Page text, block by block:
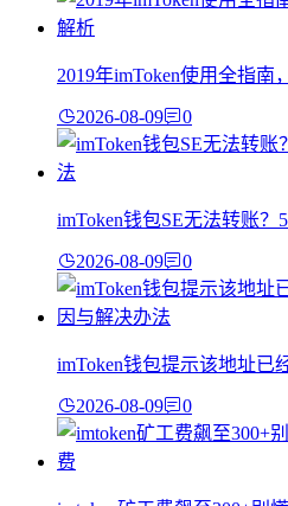
2019年imToken使用全指南
2026-08-09 0
imToken钱包SE无法转账
2026-08-09 0
imToken钱包提示该地址已
2026-08-09 0